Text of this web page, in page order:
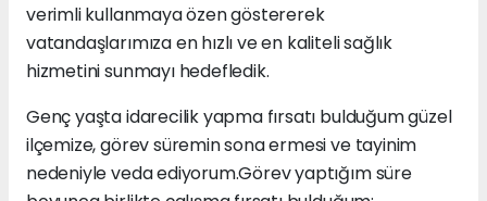
verimli kullanmaya özen göstererek
vatandaşlarımıza en hızlı ve en kaliteli sağlık
hizmetini sunmayı hedefledik.
Genç yaşta idarecilik yapma fırsatı bulduğum güzel
ilçemize, görev süremin sona ermesi ve tayinim
nedeniyle veda ediyorum.Görev yaptığım süre